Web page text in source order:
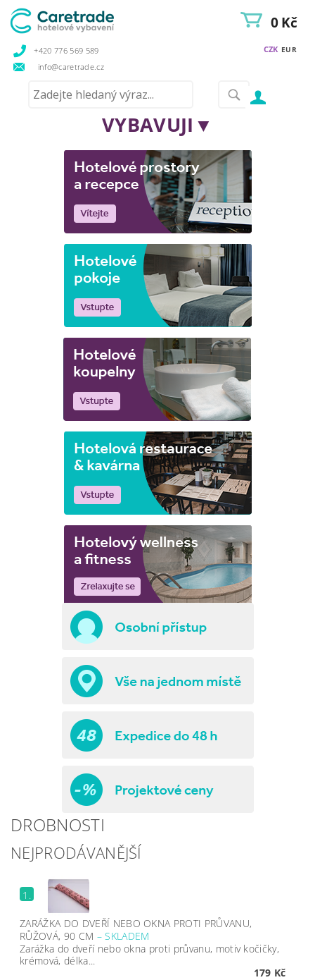
+420 776 569 589
info@caretrade.cz
CZK EUR
0 Kč
VYBAVUJI
DROBNOSTI
NEJPRODÁVANĚJŠÍ
1.
ZARÁŽKA DO DVEŘÍ NEBO OKNA PROTI PRŮVANU,
RŮŽOVÁ, 90 CM –SKLADEM
Zarážka do dveří nebo okna proti průvanu, motiv kočičky,
krémová, délka...
179 Kč